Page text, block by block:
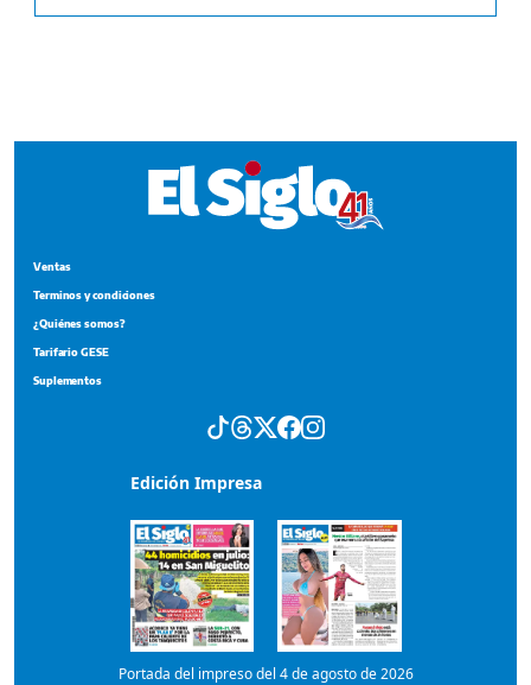
Suplementos
Portada del impreso del 4 de agosto de 2026